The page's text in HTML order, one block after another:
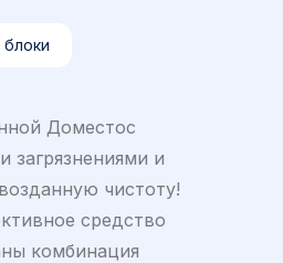
Доместос
загрязнениями и
чистоту!
средство
комбинация